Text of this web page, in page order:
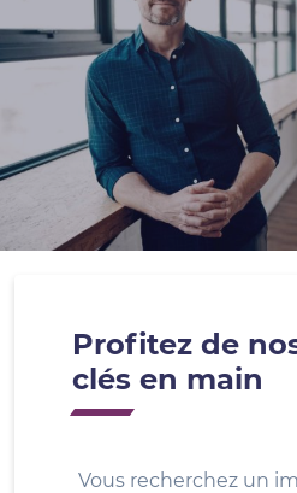
Profitez de
clés en main
Vous recherchez un